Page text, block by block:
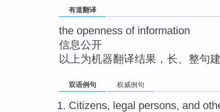
有道翻译
the openness of information
信息公开
以上为机器翻译结果，长、整句
双语例句 权威例句
Citizens, legal persons, and